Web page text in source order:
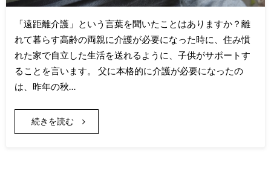
「遠距離介護」という言葉を聞いたことはありますか？離
れて暮らす高齢の両親に介護が必要になった時に、住み慣
れた家で自立した生活を送れるように、子供がサポートす
ることを言います。 父に本格的に介護が必要になったの
は、昨年の秋…
続きを読む